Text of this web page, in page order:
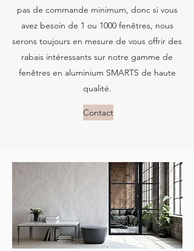
pas de commande minimum, donc si vous
avez besoin de 1 ou 1000 fenêtres, nous
serons toujours en mesure de vous offrir des
rabais intéressants sur notre gamme de
fenêtres en aluminium SMARTS de haute
qualité.
Contact